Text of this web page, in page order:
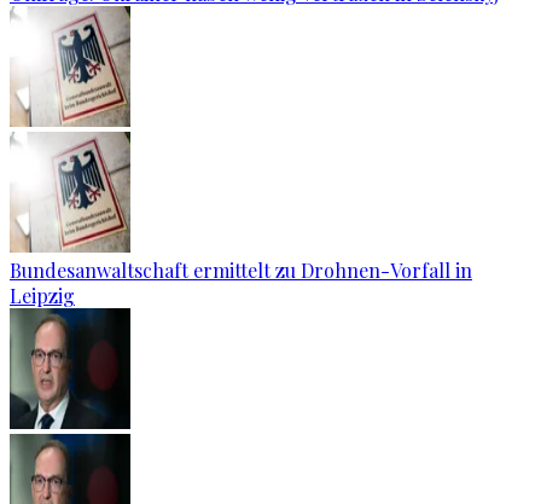
Bundesanwaltschaft ermittelt zu Drohnen-Vorfall in
Leipzig